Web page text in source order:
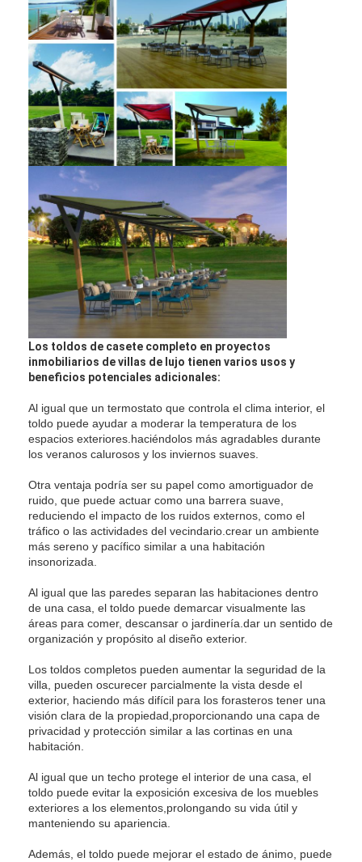
Sobre nosotros
Recorrido por la fábrica
Control de calidad
Noticias
Habla Ahora.
Pérgola Louvered de aluminio
Pérgola de aluminio motorizada
Pergola de tejido retráctil
Toldo retractable
Pergola de trabajo ligero
Techo eléctrico para sombrillas
Coches de jardín
Persianas de la pista de la cremallera
Pergola mejorada de aluminio
Accesorios del toldo
Los toldos de casete completo en proyectos
inmobiliarios de villas de lujo tienen varios usos y
beneficios potenciales adicionales:
Al igual que un termostato que controla el clima interior, el
toldo puede ayudar a moderar la temperatura de los
espacios exteriores.haciéndolos más agradables durante
los veranos calurosos y los inviernos suaves.
Otra ventaja podría ser su papel como amortiguador de
ruido, que puede actuar como una barrera suave,
reduciendo el impacto de los ruidos externos, como el
tráfico o las actividades del vecindario.crear un ambiente
más sereno y pacífico similar a una habitación
insonorizada.
Al igual que las paredes separan las habitaciones dentro
de una casa, el toldo puede demarcar visualmente las
áreas para comer, descansar o jardinería.dar un sentido de
organización y propósito al diseño exterior.
Los toldos completos pueden aumentar la seguridad de la
villa, pueden oscurecer parcialmente la vista desde el
exterior, haciendo más difícil para los forasteros tener una
visión clara de la propiedad,proporcionando una capa de
privacidad y protección similar a las cortinas en una
habitación.
Al igual que un techo protege el interior de una casa, el
toldo puede evitar la exposición excesiva de los muebles
exteriores a los elementos,prolongando su vida útil y
manteniendo su apariencia.
Además, el toldo puede mejorar el estado de ánimo, puede